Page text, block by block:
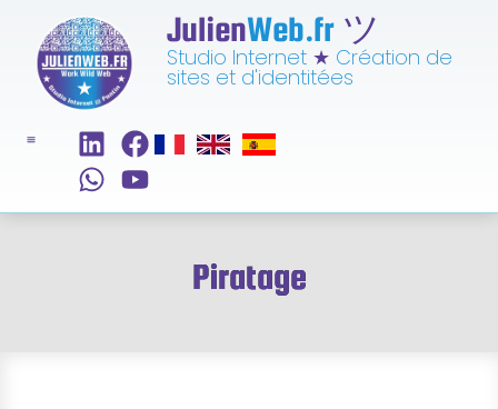
JulienWeb.fr ツ
Studio Internet ★ Création de
sites et d'identitées
Piratage